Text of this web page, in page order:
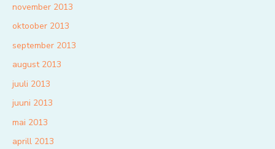
november 2013
oktoober 2013
september 2013
august 2013
juuli 2013
juuni 2013
mai 2013
aprill 2013